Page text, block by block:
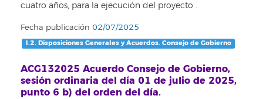
cuatro años, para la ejecución del proyecto .
Fecha publicación 02/07/2025
I.2. Disposiciones Generales y Acuerdos. Consejo de Gobierno
ACG132025 Acuerdo Consejo de Gobierno,
sesión ordinaria del día 01 de julio de 2025,
punto 6 b) del orden del día.